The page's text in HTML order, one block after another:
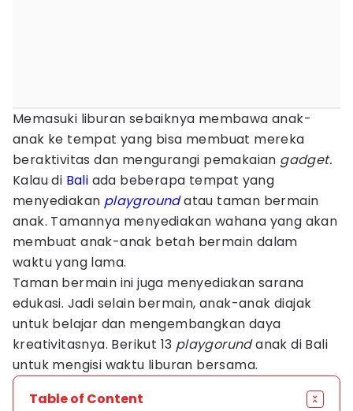
Memasuki liburan sebaiknya membawa anak-
anak ke tempat yang bisa membuat mereka
beraktivitas dan mengurangi pemakaian gadget.
Kalau di Bali ada beberapa tempat yang
menyediakan playgroundatau taman bermain
anak. Tamannya menyediakan wahana yang akan
membuat anak-anak betah bermain dalam
waktu yang lama.
Taman bermain ini juga menyediakan sarana
edukasi. Jadi selain bermain, anak-anak diajak
untuk belajar dan mengembangkan daya
kreativitasnya. Berikut 13 playgorundanak di Bali
untuk mengisi waktu liburan bersama.
Table of Content